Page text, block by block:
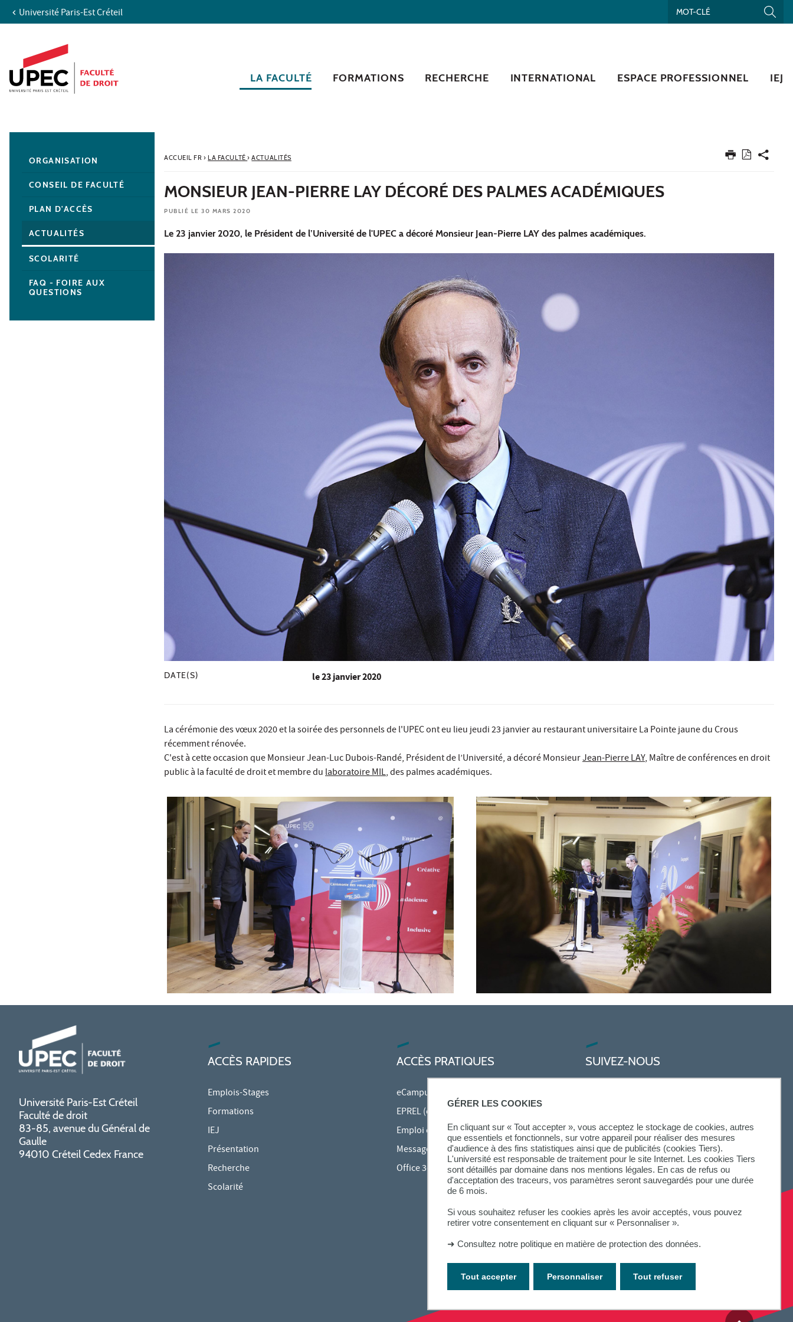
GÉRER LES COOKIES
En cliquant sur « Tout accepter », vous acceptez le stockage de cookies, autres
que essentiels et fonctionnels, sur votre appareil pour réaliser des mesures
d'audience à des fins statistiques ainsi que de publicités (cookies Tiers).
L'université est responsable de traitement pour le site Internet. Les cookies Tiers
sont détaillés par domaine dans nos mentions légales. En cas de refus ou
d'acceptation des traceurs, vos paramètres seront sauvegardés pour une durée
de 6 mois.
Si vous souhaitez refuser les cookies après les avoir acceptés, vous pouvez
retirer votre consentement en cliquant sur « Personnaliser ».
➜ Consultez notre politique en matière de protection des données.
Tout accepter Tout refuser
Personnaliser
Aller au contenu
Accès directs
Recherche
Navigation secondaire
Université Paris-Est Créteil
LA FACULTÉ FORMATIONS RECHERCHE INTERNATIONAL ESPACE PROFESSIONNEL IEJ
ACCUEIL FR› LA FACULTÉ› ACTUALITÉS
MONSIEUR JEAN-PIERRE LAY DÉCORÉ DES PALMES ACADÉMIQUES
PUBLIÉ LE 30 MARS 2020
Le 23 janvier 2020, le Président de l’Université de l'UPEC a décoré Monsieur Jean-Pierre LAY des palmes académiques.
DATE(S) le23 janvier 2020
La cérémonie des vœux 2020 et la soirée des personnels de l'UPEC ont eu lieu jeudi 23 janvier au restaurant universitaire La Pointe jaune du Crous
récemment rénovée.
C'est à cette occasion que Monsieur Jean-Luc Dubois-Randé, Président de l’Université, a décoré MonsieurJean-Pierre LAY, Maître de conférences en droit
public à la faculté de droit et membre dulaboratoire MIL, des palmes académiques.
ORGANISATION
CONSEIL DE FACULTÉ
PLAN D'ACCÈS
ACTUALITÉS
SCOLARITÉ
FAQ - FOIRE AUX
QUESTIONS
Université Paris-Est Créteil
Faculté de droit
83-85, avenue du Général de
Gaulle
94010 Créteil Cedex France
ACCÈS RAPIDES
Emplois-Stages
Formations
IEJ
Présentation
Recherche
Scolarité
ACCÈS PRATIQUES
eCampus
EPREL (cours en ligne)
Emploi du temps en ligne (ADE)
Messagerie étudiante
Office 365
SUIVEZ-NOUS